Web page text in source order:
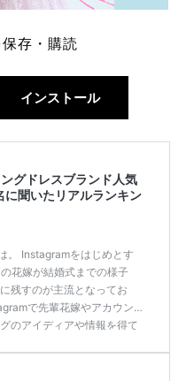
存・購読
インストール
グドレスブランド人気
聞いたリアルランキン
。 Instagramをはじめとす
花嫁が結婚式までの様子
残すのが主流となってお
で先輩花嫁やアカウン
のアイディアや情報を得て